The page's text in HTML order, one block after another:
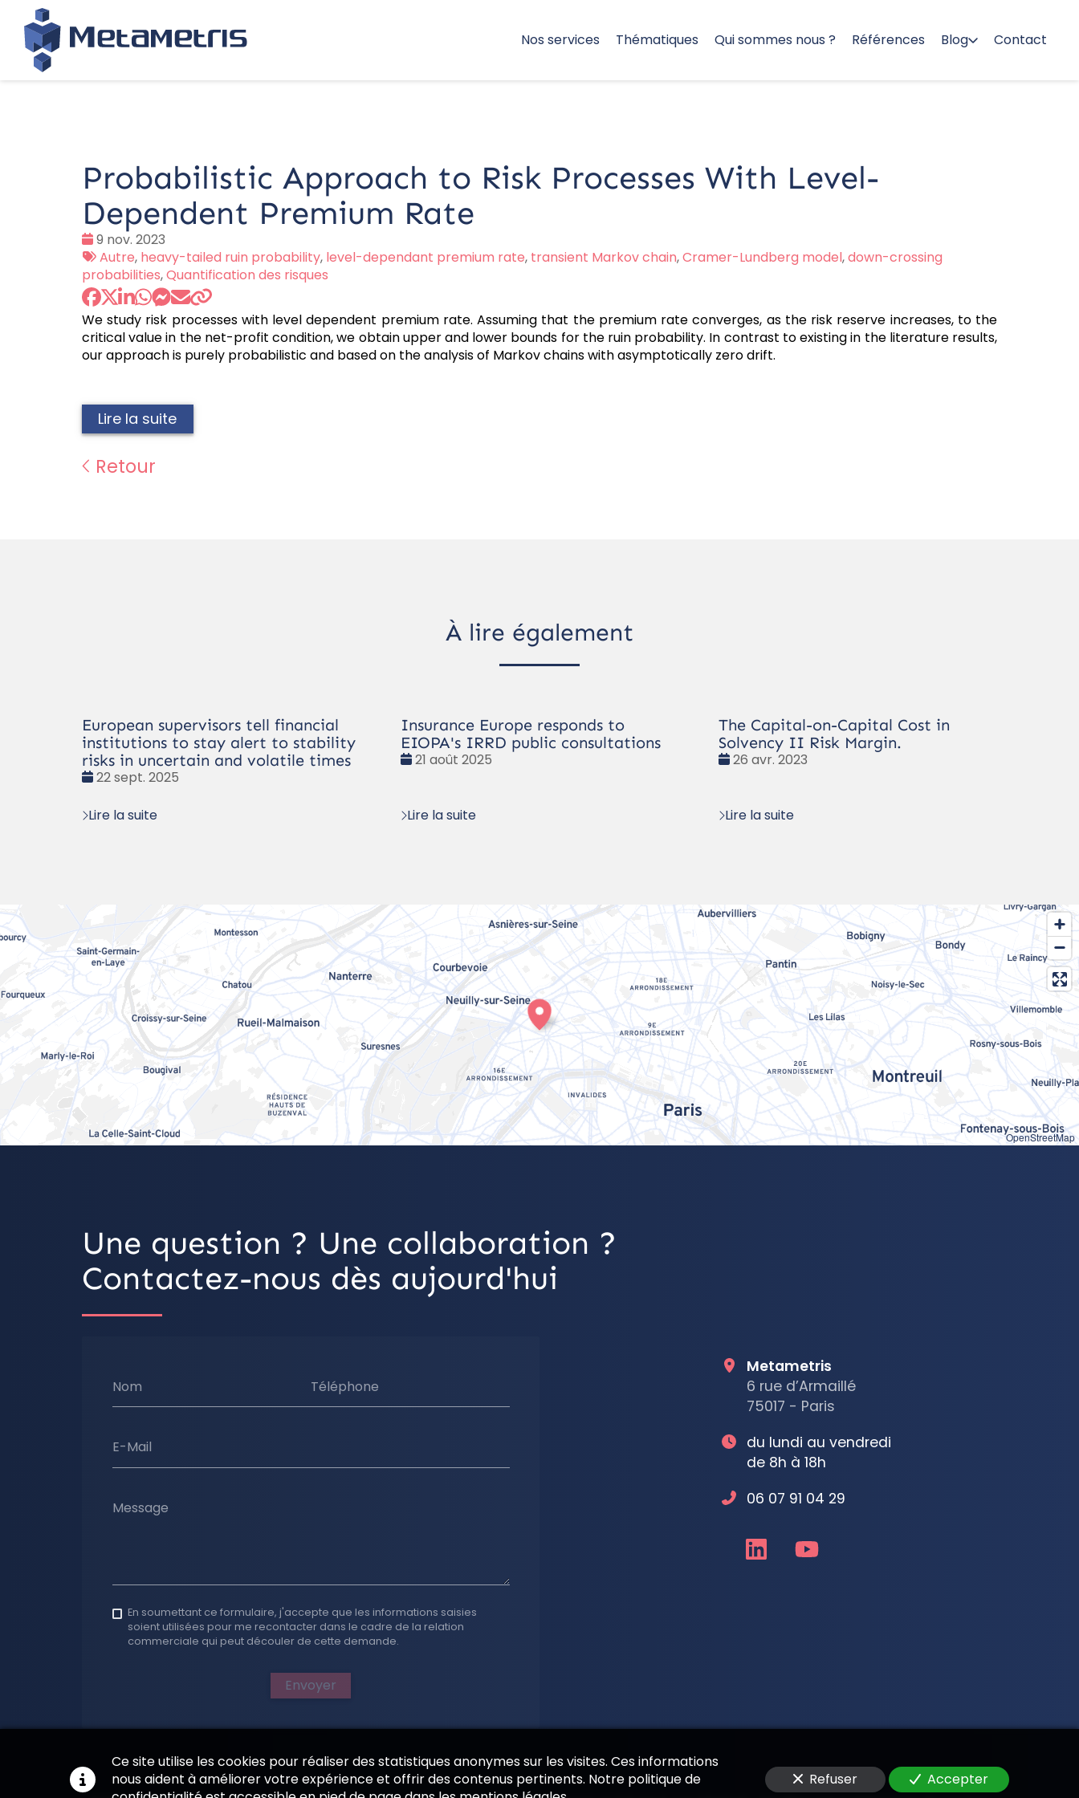
Nos services Thématiques Qui sommes nous ? Références Blog Contact
Probabilistic Approach to Risk Processes With Level-
Dependent Premium Rate
Date
:
9 nov. 2023
Tags
:
Autre, heavy-tailed ruin probability, level-dependant premium rate, transient Markov chain,Cramer-Lundberg model,down-crossing
probabilities,Quantification des risques
We study risk processes with level dependent premium rate. Assuming that the premium rate converges, as the risk reserve increases, to the
critical value in the net-profit condition, we obtain upper and lower bounds for the ruin probability. In contrast to existing in the literature results,
our approach is purely probabilistic and based on the analysis of Markov chains with asymptotically zero drift.
Lire la suite
Retour
À lire également
European supervisors tell financial
institutions to stay alert to stability
risks in uncertain and volatile times
Date
22 sept. 2025
Lire la suite
Insurance Europe responds to
EIOPA's IRRD public consultations
Date
21 août 2025
Lire la suite
The Capital-on-Capital Cost in
Solvency II Risk Margin.
Date
26 avr. 2023
Lire la suite
OpenStreetMap
Une question ? Une collaboration ?
Contactez-nous dès aujourd'hui
Nom Téléphone
E-Mail
Message
En soumettant ce formulaire, j'accepte que les informations saisies
soient utilisées pour me recontacter dans le cadre de la relation
commerciale qui peut découler de cette demande.
Envoyer
Metametris
6 rue d’Armaillé
75017 - Paris
du lundi au vendredi
de 8h à 18h
06 07 91 04 29
Ce site utilise les cookies pour réaliser des statistiques anonymes sur les visites. Ces informations
nous aident à améliorer votre expérience et offrir des contenus pertinents. Notre politique de
Refuser Accepter